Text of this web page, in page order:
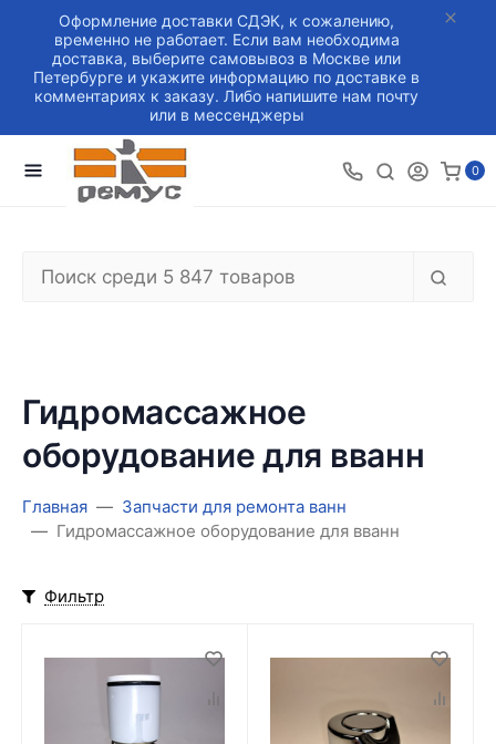
Оформление доставки СДЭК, к сожалению,
временно не работает. Если вам необходима
доставка, выберите самовывоз в Москве или
Петербурге и укажите информацию по доставке в
комментариях к заказу. Либо напишите нам почту
или в мессенджеры
0
Гидромассажное
оборудование для вванн
Главная
Запчасти для ремонта ванн
Гидромассажное оборудование для вванн
Фильтр